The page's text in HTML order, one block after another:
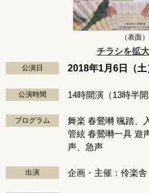
（表面）
チラシを拡
公演日 2018年1月6日（土
公演時間 14時開演（13時半開
プログラム
舞楽 春鶯囀 颯踏、
管絃 春鶯囀一具 遊
声、急声
出演 企画・主催：伶楽